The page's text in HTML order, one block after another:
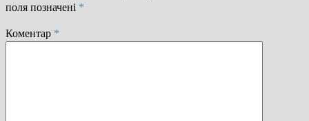
поля позначені *
Коментар *